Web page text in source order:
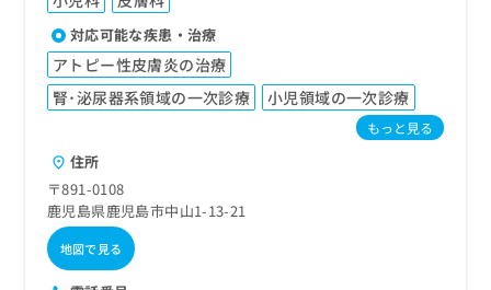
対応可能な疾患・治療
アトピー性皮膚炎の治療
腎･泌尿器系領域の一次診療
小児領域の一次診療
もっと見る
住所
〒891-0108
鹿児島県鹿児島市中山1-13-21
地図で見る